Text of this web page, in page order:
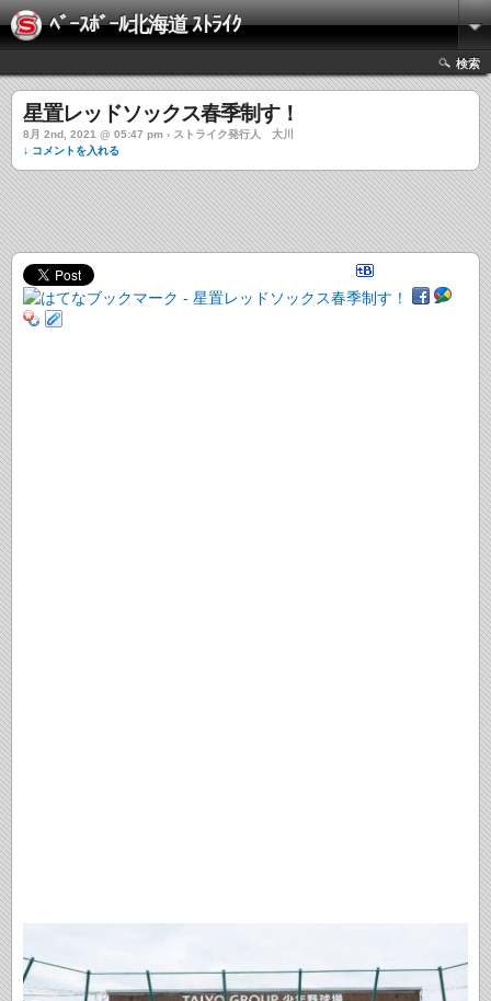
ﾍﾞｰｽﾎﾞｰﾙ北海道 ｽﾄﾗｲｸ
検索
星置レッドソックス春季制す！
8月 2nd, 2021 @ 05:47 pm › ストライク発行人 大川
↓ コメントを入れる